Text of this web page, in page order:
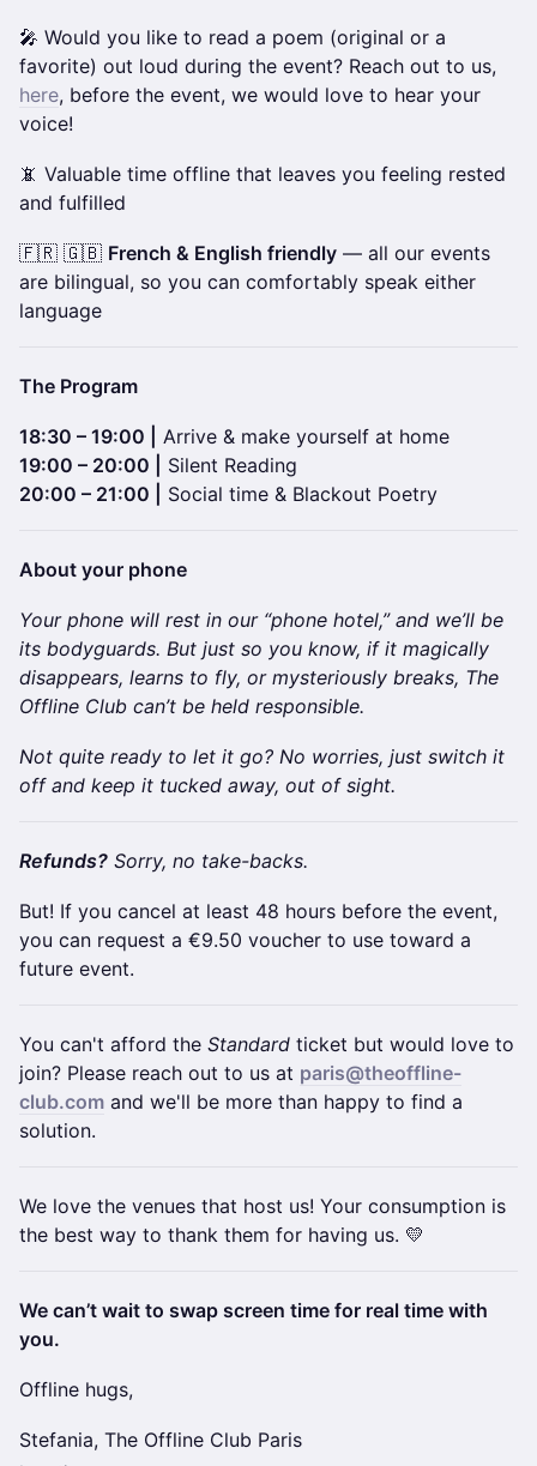
🎤 Would you like to read a poem (original or a
favorite) out loud during the event? Reach out to us,
here, before the event, we would love to hear your
voice!
📵 Valuable time offline that leaves you feeling rested
and fulfilled
🇫🇷 🇬🇧 French & English friendly — all our events
are bilingual, so you can comfortably speak either
language
The Program
18:30 – 19:00 |
Arrive & make yourself at home
19:00 – 20:00 |
Silent Reading
20:00 – 21:00 |
Social time & Blackout Poetry
About your phone
Your phone will rest in our “phone hotel,” and we’ll be
its bodyguards. But just so you know, if it magically
disappears, learns to fly, or mysteriously breaks, The
Offline Club can’t be held responsible.
Not quite ready to let it go? No worries, just switch it
off and keep it tucked away, out of sight.
Refunds? Sorry, no take-backs.
But! If you cancel at least 48 hours before the event,
you can request a €9.50 voucher to use toward a
future event.
You can't afford the Standard ticket but would love to
join? Please reach out to us at paris@theoffline-
club.com and we'll be more than happy to find a
solution.
We love the venues that host us! Your consumption is
the best way to thank them for having us. 💛
We can’t wait to swap screen time for real time with
you.
Offline hugs,
Stefania, The Offline Club Paris